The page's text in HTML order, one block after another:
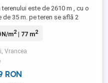
este de 2610 m , cu o
de 35 m. pe teren se află 2
( construită 1940) în stare bună
. Apă și canalizare .
vița de vie, put .
se află ...
m2| 77 m2
Vrancea
RON